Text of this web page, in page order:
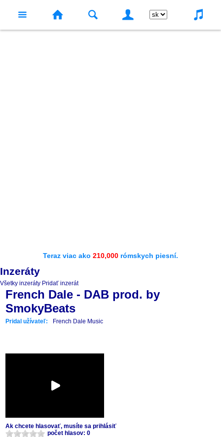
Teraz viac ako 210,000 rómskych piesní.
Inzeráty
Všetky inzeráty Pridať inzerát
French Dale - DAB prod. by
SmokyBeats
Pridal užívateľ: French Dale Music
Ak chcete hlasovať, musíte sa prihlásiť
počet hlasov: 0